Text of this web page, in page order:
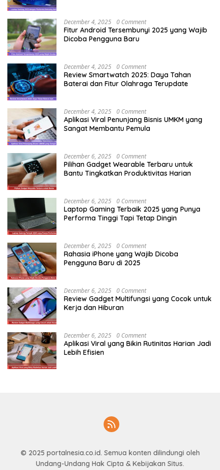
December 4, 2025 0 Comment
Fitur Android Tersembunyi 2025 yang Wajib
Dicoba Pengguna Baru
December 4, 2025 0 Comment
Review Smartwatch 2025: Daya Tahan
Baterai dan Fitur Olahraga Terupdate
December 4, 2025 0 Comment
Aplikasi Viral Penunjang Bisnis UMKM yang
Sangat Membantu Pemula
December 6, 2025 0 Comment
Pilihan Gadget Wearable Terbaru untuk
Bantu Tingkatkan Produktivitas Harian
December 6, 2025 0 Comment
Laptop Gaming Terbaik 2025 yang Punya
Performa Tinggi Tapi Tetap Dingin
December 6, 2025 0 Comment
Rahasia iPhone yang Wajib Dicoba
Pengguna Baru di 2025
December 6, 2025 0 Comment
Review Gadget Multifungsi yang Cocok untuk
Kerja dan Hiburan
December 6, 2025 0 Comment
Aplikasi Viral yang Bikin Rutinitas Harian Jadi
Lebih Efisien
© 2025 portalnesia.co.id. Semua konten dilindungi oleh
Undang-Undang Hak Cipta & Kebijakan Situs.